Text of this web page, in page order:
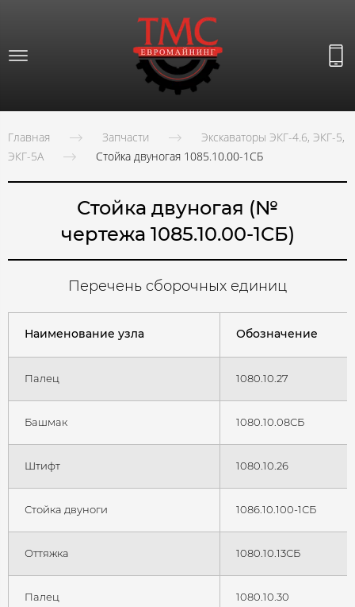
Главная Запчасти
Экскаваторы ЭКГ-4.6, ЭКГ-5,
ЭКГ-5А
Стойка двуногая 1085.10.00-1СБ
Стойка двуногая (№
чертежа 1085.10.00-1СБ)
Перечень сборочных единиц
Наименование узла Обозначение
Палец 1080.10.27
Башмак 1080.10.08СБ
Штифт 1080.10.26
Стойка двуноги 1086.10.100-1СБ
Оттяжка 1080.10.13СБ
Палец 1080.10.30